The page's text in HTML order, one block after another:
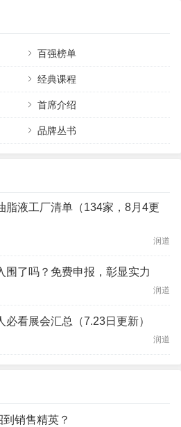
百强榜单
经典课程
首席介绍
品牌丛书
脂液工厂清单（134家，8月4更
润道
围了吗？免费申报，彰显实力
润道
看展会汇总（7.23日更新）
润道
销售精英？